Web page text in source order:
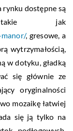
rynku dostępne są
takie jak
, gresowe, a
wytrzymałością,
w dotyku, gładką
się głównie ze
oryginalności
mozaikę łatwiej
się ją tylko na